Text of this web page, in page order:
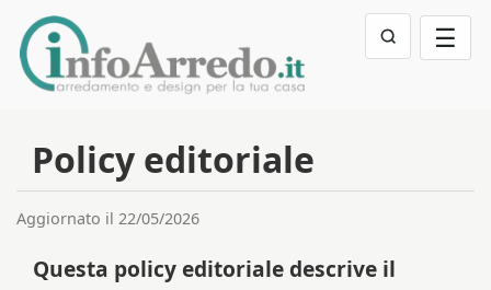
☰
Policy editoriale
Aggiornato il 22/05/2026
Questa policy editoriale descrive il